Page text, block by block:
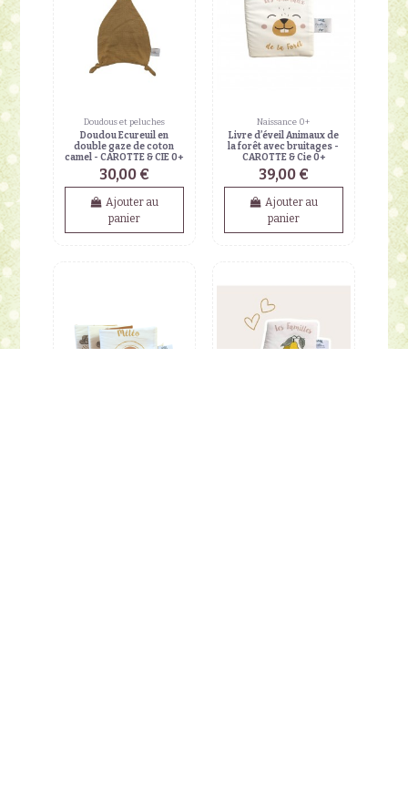
Doudous et peluches
Doudou Ecureuil en
double gaze de coton
camel - CAROTTE & CIE 0+
30,00 €
Ajouter au
panier
Naissance 0+
Livre d’éveil Animaux de
la forêt avec bruitages -
CAROTTE & Cie 0+
39,00 €
Ajouter au
panier